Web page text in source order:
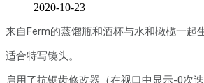
2020-10-23
来自Ferm的蒸馏瓶和酒杯与水和橄榄一起
适合特写镜头。
启用了抗锯齿修改器（在视口中显示-0次